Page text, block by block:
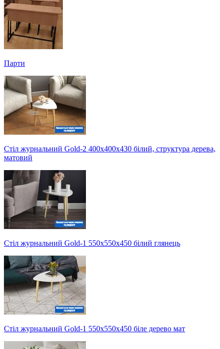
Парти
Стіл журнальний Gold-2 400х400х430 білий, структура дерева,
матовий
Стіл журнальний Gold-1 550х550х450 білий глянець
Стіл журнальний Gold-1 550х550х450 біле дерево мат